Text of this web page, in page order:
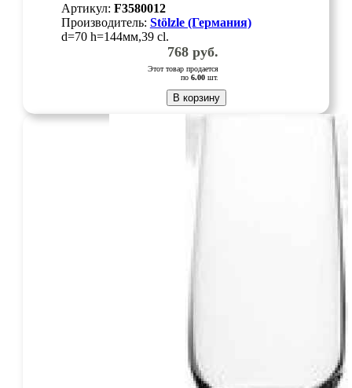
Артикул: F3580012
Производитель: Stölzle (Германия)
d=70 h=144мм,39 cl.
768руб.
Этот товар продается
по 6.00шт.
В корзину